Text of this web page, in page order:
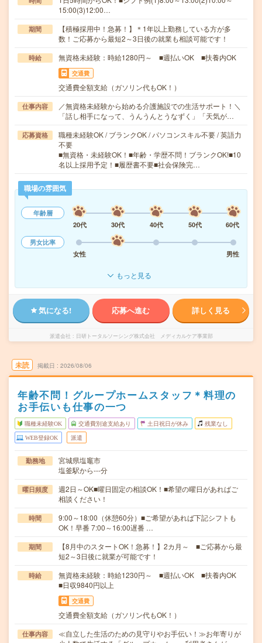
15:00(3)12:00…
期間
【積極採用中！急募！】＊1年以上勤務している方が多
数！ご応募から最短2～3日後の就業も相談可能です！
時給 無資格未経験：時給1280円～ ■週払いOK ■扶養内OK
交通費
交通費全額支給（ガソリン代もOK！）
仕事内容
／無資格未経験から始める介護施設での生活サポート！＼
「話し相手になって、うんうんとうなずく」「天気が…
応募資格
職種未経験OK / ブランクOK / パソコンスキル不要 / 英語力
不要
■無資格・未経験OK！■年齢・学歴不問！ブランクOK!■10
名以上採用予定！■履歴書不要■社会保険完…
職場の雰囲気
年齢層
20代
30代 40代 50代
60代
男女比率
女性
男性
もっと見る
気になる! 応募へ進む 詳しく見る
派遣会社 日研トータルソーシング株式会社 メディカルケア事業部
未読 掲載日 2026/08/06
年齢不問！グループホームスタッフ＊料理の
お手伝いも仕事の一つ
職種未経験OK 交通費別途支給あり 土日祝日が休み 残業なし
WEB登録OK 派遣
勤務地
宮城県塩竈市
塩釜駅から---分
曜日頻度
週2日～OK■曜日固定の相談OK！■希望の曜日があればご
相談ください！
時間
9:00～18:00（休憩60分）■ご希望があれば下記シフトも
OK！早番 7:00～16:00遅番 …
期間
【8月中のスタートOK！急募！】2カ月～ ■ご応募から最
短2～3日後に就業が可能です！
時給
無資格未経験：時給1230円～ ■週払いOK ■扶養内OK
■日収9840円以上
交通費
交通費全額支給（ガソリン代もOK！）
仕事内容
≪自立した生活のための見守りやお手伝い！≫お年寄りが